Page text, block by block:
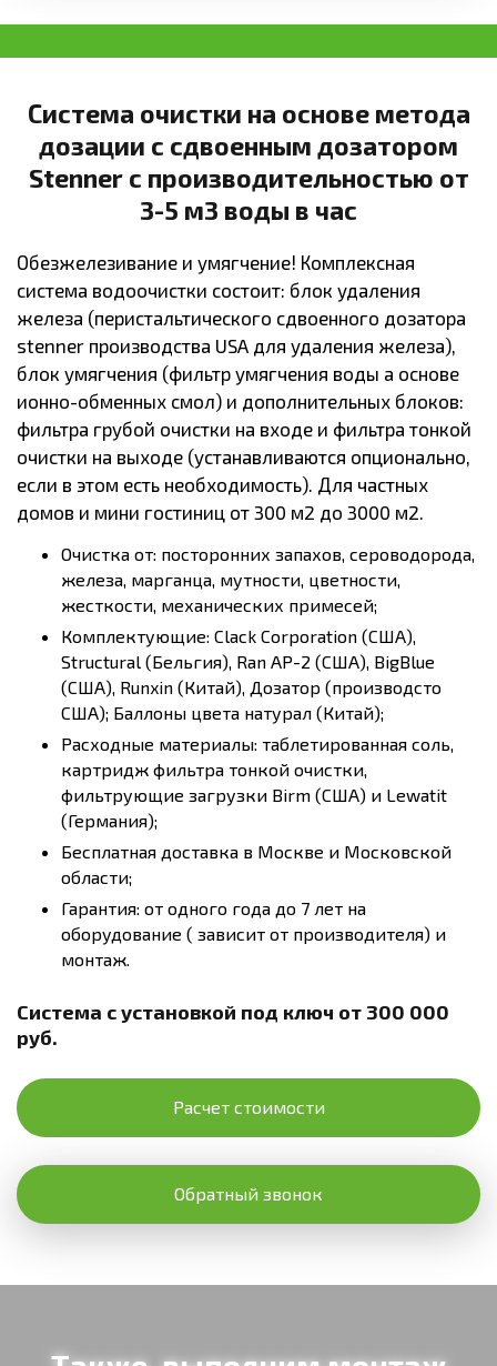
Система очистки на основе метода
дозации с сдвоенным дозатором
Stenner с производительностью от
3-5 м3 воды в час
Обезжелезивание и умягчение! Комплексная
система водоочистки состоит: блок удаления
железа (перистальтического сдвоенного дозатора
stenner производства USA для удаления железа),
блок умягчения (фильтр умягчения воды а основе
ионно-обменных смол) и дополнительных блоков:
фильтра грубой очистки на входе и фильтра тонкой
очистки на выходе (устанавливаются опционально,
если в этом есть необходимость). Для частных
домов и мини гостиниц от 300 м2 до 3000 м2.
Очистка от: посторонних запахов, сероводорода,
железа, марганца, мутности, цветности,
жесткости, механических примесей;
Комплектующие: Clack Corporation (США),
Structural (Бельгия), Ran AP-2 (США), BigBlue
(США), Runxin (Китай), Дозатор (производсто
США); Баллоны цвета натурал (Китай);
Расходные материалы: таблетированная соль,
картридж фильтра тонкой очистки,
фильтрующие загрузки Birm (США) и Lewatit
(Германия);
Бесплатная доставка в Москве и Московской
области;
Гарантия: от одного года до 7 лет на
оборудование ( зависит от производителя) и
монтаж.
Система с установкой под ключ от 300 000
руб.
Расчет стоимости
Обратный звонок